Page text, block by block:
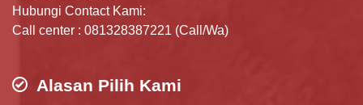
Hubungi Contact Kami:
Call center : 081328387221 (Call/Wa)
Alasan Pilih Kami